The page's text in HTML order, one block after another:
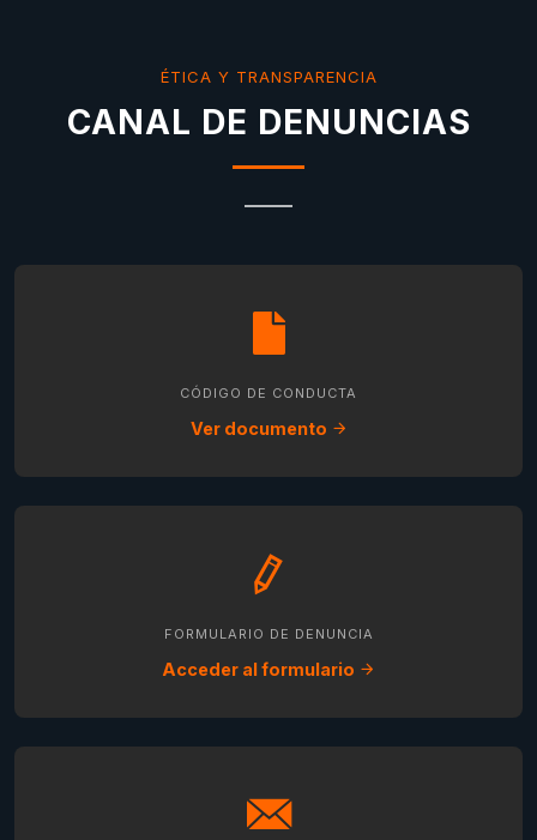
ÉTICA Y TRANSPARENCIA
CANAL DE DENUNCIAS
CÓDIGO DE CONDUCTA
Ver documento
FORMULARIO DE DENUNCIA
Acceder al formulario